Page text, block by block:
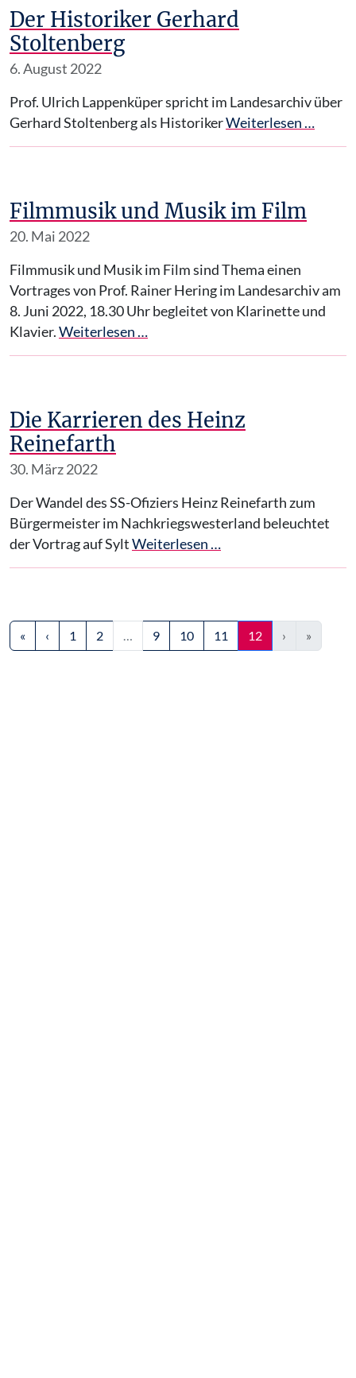
Der Historiker Gerhard
Stoltenberg
6. August 2022
Prof. Ulrich Lappenküper spricht im Landesarchiv über
Gerhard Stoltenberg als HistorikerWeiterlesen …
Filmmusik und Musik im Film
20. Mai 2022
Filmmusik und Musik im Film sind Thema einen
Vortrages von Prof. Rainer Hering im Landesarchiv am
8. Juni 2022, 18.30 Uhr begleitet von Klarinette und
Klavier.Weiterlesen …
Die Karrieren des Heinz
Reinefarth
30. März 2022
Der Wandel des SS-Ofiziers Heinz Reinefarth zum
Bürgermeister im Nachkriegswesterland beleuchtet
der Vortrag auf SyltWeiterlesen …
« ‹ 1 2 … (current)
9 10 11 12(current)
› »